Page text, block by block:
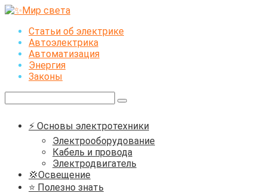
Перейти
контентуСтатьи об электрике
Автоэлектрика
Автоматизация
Энергия
Законы
⚡ Основы электротехники
Электрооборудование
Кабель и провода
Электродвигатель
💢Освещение
⭐ Полезно знать